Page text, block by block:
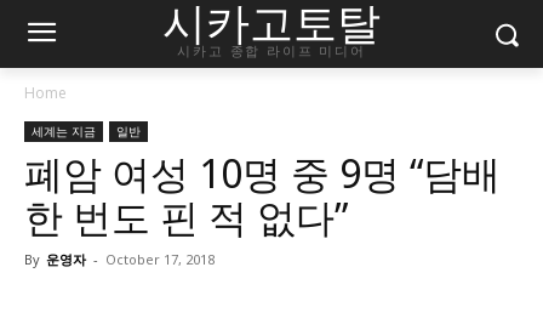
시카고토탈
시카고 종합 라이프 미디어
Home
세계는 지금 일반
폐암 여성 10명 중 9명 “담배
한 번도 핀 적 없다”
By 운영자 - October 17, 2018